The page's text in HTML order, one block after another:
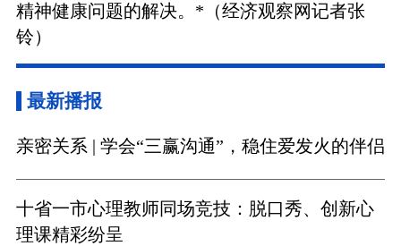
精神健康问题的解决。*（经济观察网记者张
铃）
最新播报
亲密关系 | 学会“三赢沟通”，稳住爱发火的伴侣
十省一市心理教师同场竞技：脱口秀、创新心
理课精彩纷呈